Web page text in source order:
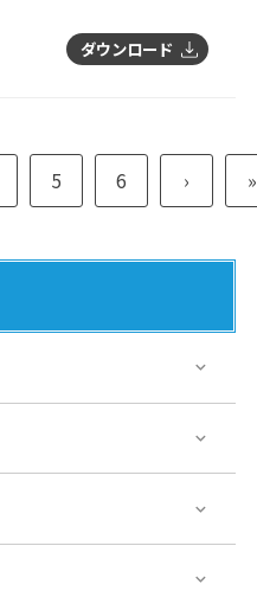
ダウンロード
5 6 › »